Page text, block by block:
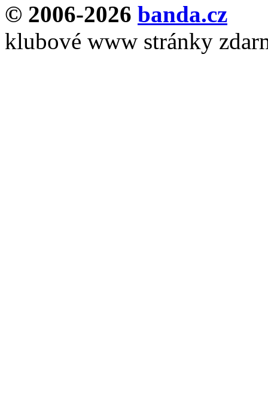
© 2006-2026 banda.cz
klubové www stránky